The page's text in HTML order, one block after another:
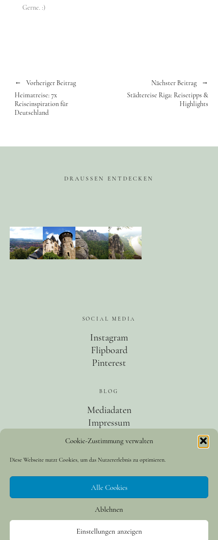
Cookie-Zustimmung verwalten
Diese Webseite nutzt Cookies, um das Nutzererlebnis zu optimieren.
Alle Cookies
Ablehnen
Einstellungen anzeigen
Gerne. :)
Vorheriger Beitrag
Heimatreise: 7x
Reiseinspiration für
Deutschland
Nächster Beitrag
Städtereise Riga: Reisetipps &
Highlights
DRAUSSEN ENTDECKEN
SOCIAL MEDIA
Instagram
Flipboard
Pinterest
BLOG
Mediadaten
Impressum
Datenschutz
Wandern
Food
Kolumne